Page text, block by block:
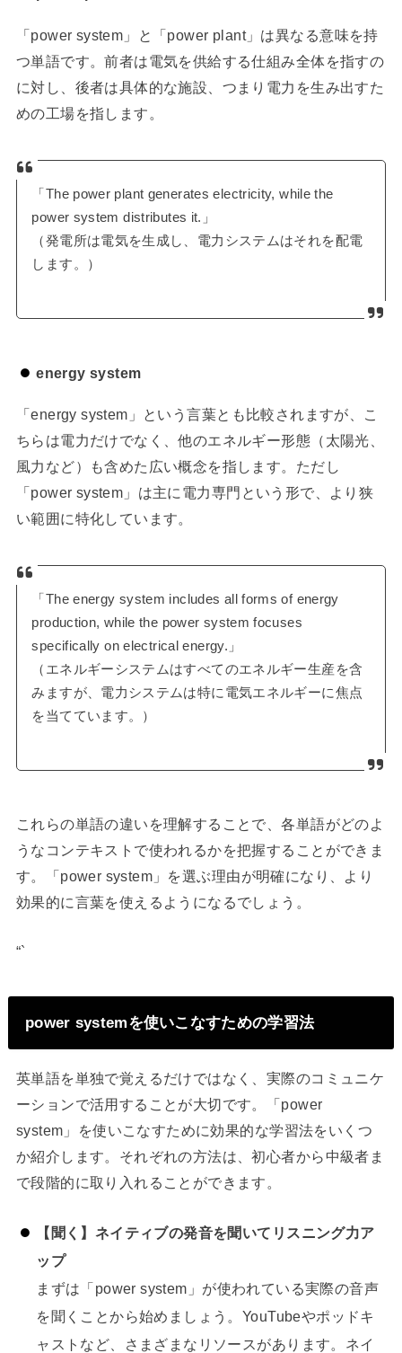
「power system」と「power plant」は異なる意味を持
つ単語です。前者は電気を供給する仕組み全体を指すの
に対し、後者は具体的な施設、つまり電力を生み出すた
めの工場を指します。
「The power plant generates electricity, while the
power system distributes it.」
（発電所は電気を生成し、電力システムはそれを配電
します。）
energy system
「energy system」という言葉とも比較されますが、こ
ちらは電力だけでなく、他のエネルギー形態（太陽光、
風力など）も含めた広い概念を指します。ただし
「power system」は主に電力専門という形で、より狭
い範囲に特化しています。
「The energy system includes all forms of energy
production, while the power system focuses
specifically on electrical energy.」
（エネルギーシステムはすべてのエネルギー生産を含
みますが、電力システムは特に電気エネルギーに焦点
を当てています。）
これらの単語の違いを理解することで、各単語がどのよ
うなコンテキストで使われるかを把握することができま
す。「power system」を選ぶ理由が明確になり、より
効果的に言葉を使えるようになるでしょう。
“`
power systemを使いこなすための学習法
英単語を単独で覚えるだけではなく、実際のコミュニケ
ーションで活用することが大切です。「power
system」を使いこなすために効果的な学習法をいくつ
か紹介します。それぞれの方法は、初心者から中級者ま
で段階的に取り入れることができます。
【聞く】ネイティブの発音を聞いてリスニング力ア
ップ
まずは「power system」が使われている実際の音声
を聞くことから始めましょう。YouTubeやポッドキ
ャストなど、さまざまなリソースがあります。ネイ